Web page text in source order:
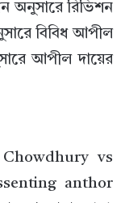
অনুসারে রিভিশন
বিবিধ আপীল
আপীল দায়ের
vs
anthor